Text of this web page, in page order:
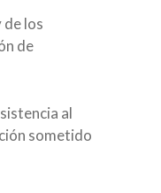
los
de
al
sometido